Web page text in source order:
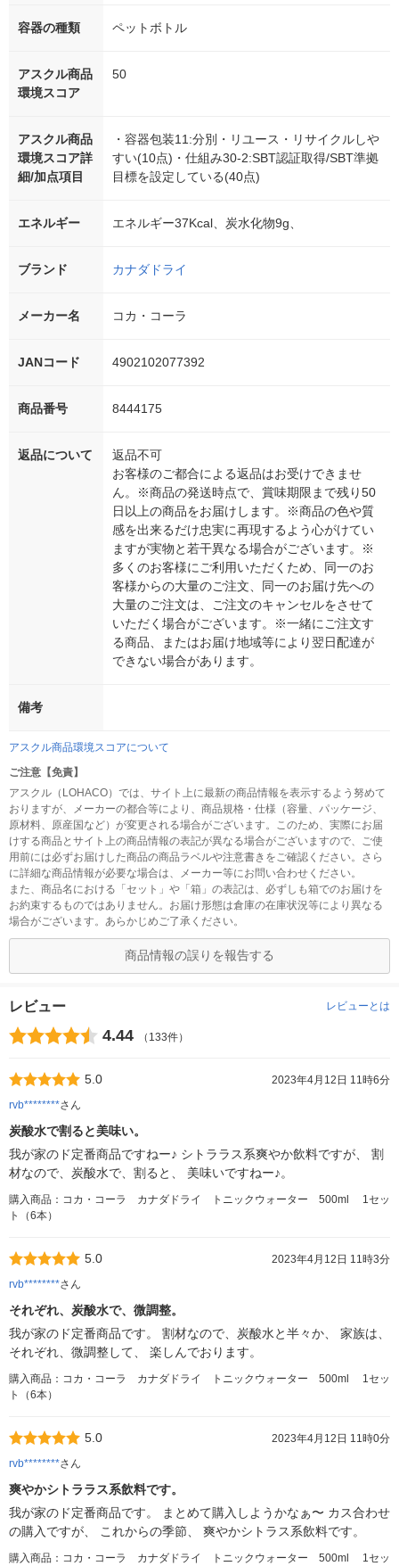
容器の種類 ペットボトル
アスクル商品
環境スコア
50
アスクル商品
環境スコア詳
細/加点項目
・容器包装11:分別・リユース・リサイクルしや
すい(10点)・仕組み30-2:SBT認証取得/SBT準拠
目標を設定している(40点)
エネルギー エネルギー37Kcal、炭水化物9g、
ブランド カナダドライ
メーカー名 コカ・コーラ
JANコード 4902102077392
商品番号 8444175
返品について
返品不可
お客様のご都合による返品はお受けできませ
ん。※商品の発送時点で、賞味期限まで残り50
日以上の商品をお届けします。※商品の色や質
感を出来るだけ忠実に再現するよう心がけてい
ますが実物と若干異なる場合がございます。※
多くのお客様にご利用いただくため、同一のお
客様からの大量のご注文、同一のお届け先への
大量のご注文は、ご注文のキャンセルをさせて
いただく場合がございます。※一緒にご注文す
る商品、またはお届け地域等により翌日配達が
できない場合があります。
備考
アスクル商品環境スコアについて
ご注意【免責】
アスクル（LOHACO）では、サイト上に最新の商品情報を表示するよう努めて
おりますが、メーカーの都合等により、商品規格・仕様（容量、パッケージ、
原材料、原産国など）が変更される場合がございます。このため、実際にお届
けする商品とサイト上の商品情報の表記が異なる場合がございますので、ご使
用前には必ずお届けした商品の商品ラベルや注意書きをご確認ください。さら
に詳細な商品情報が必要な場合は、メーカー等にお問い合わせください。
また、商品名における「セット」や「箱」の表記は、必ずしも箱でのお届けを
お約束するものではありません。お届け形態は倉庫の在庫状況等により異なる
場合がございます。あらかじめご了承ください。
商品情報の誤りを報告する
レビュー レビューとは
4.44 （133件）
5.0
2023年4月12日 11時6分
rvb********さん
炭酸水で割ると美味い。
我が家のド定番商品ですねー♪ シトララス系爽やか飲料ですが、 割
材なので、炭酸水で、割ると、 美味いですねー♪。
購入商品：コカ・コーラ カナダドライ トニックウォーター 500ml 1セッ
ト（6本）
5.0
2023年4月12日 11時3分
rvb********さん
それぞれ、炭酸水で、微調整。
我が家のド定番商品です。 割材なので、炭酸水と半々か、 家族は、
それぞれ、微調整して、 楽しんでおります。
購入商品：コカ・コーラ カナダドライ トニックウォーター 500ml 1セッ
ト（6本）
5.0
2023年4月12日 11時0分
rvb********さん
爽やかシトララス系飲料です。
我が家のド定番商品です。 まとめて購入しようかなぁ〜 カス合わせ
の購入ですが、 これからの季節、 爽やかシトラス系飲料です。
購入商品：コカ・コーラ カナダドライ トニックウォーター 500ml 1セッ